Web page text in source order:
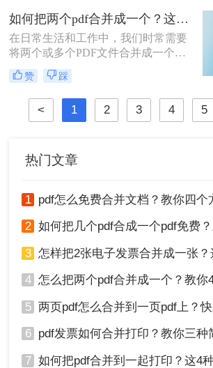
互联网上找到相关的方法。最后，我
们不能达到我们理想的预期。让我们
来看看pdf合并的方法。
如何把两个pdf合并成一个？这4种合并方法很好用！
在日常生活和工作中，我们时常需要
将两个或多个PDF文件合并成一个，
以便于管理、查阅和分享。那么如何
把两个pdf合并成一个呢？本文将介绍
三种常用的PDF合并方法。
赞 踩
< 1 2 3 4 5
热门文章
1 pdf怎么免费合并文档？教你四个
2 如何把几个pdf合成一个pdf免费？三种
3 怎样把2张电子发票合并成一张？这三种合
4 怎么把两个pdf合并成一个？教你4种方法
5 两页pdf怎么合并到一页pdf上？快来试试
6 pdf发票如何合并打印？教你三种简
7 如何把pdf合并到一起打印？这4种合并